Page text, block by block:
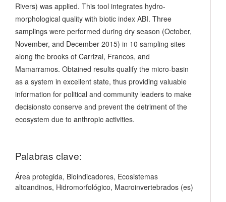
Rivers) was applied. This tool integrates hydro-
morphological quality with biotic index ABI. Three
samplings were performed during dry season (October,
November, and December 2015) in 10 sampling sites
along the brooks of Carrizal, Francos, and
Mamarramos. Obtained results qualify the micro-basin
as a system in excellent state, thus providing valuable
information for political and community leaders to make
decisionsto conserve and prevent the detriment of the
ecosystem due to anthropic activities.
Palabras clave:
Área protegida, Bioindicadores, Ecosistemas
altoandinos, Hidromorfológico, Macroinvertebrados (es)